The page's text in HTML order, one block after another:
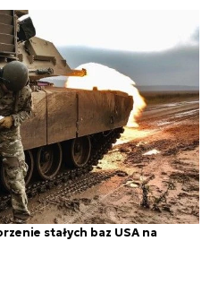
stałych baz USA na